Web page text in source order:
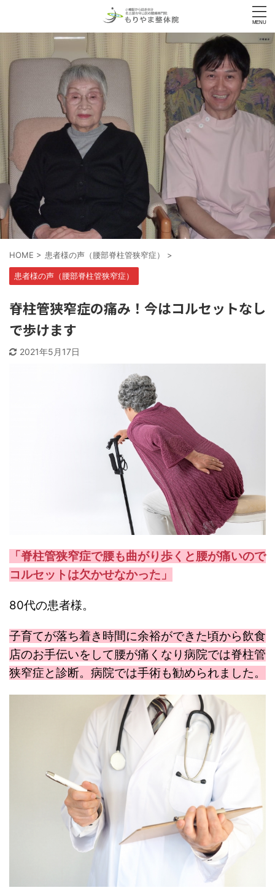
HOME > 患者様の声（腰部脊柱管狭窄症） >
患者様の声（腰部脊柱管狭窄症）
脊柱管狭窄症の痛み！今はコルセットなし
で歩けます
2021年5月17日
「脊柱管狭窄症で腰も曲がり歩くと腰が痛いので
コルセットは欠かせなかった」
80代の患者様。
子育てが落ち着き時間に余裕ができた頃から飲食
店のお手伝いをして腰が痛くなり病院では脊柱管
狭窄症と診断。病院では手術も勧められました。